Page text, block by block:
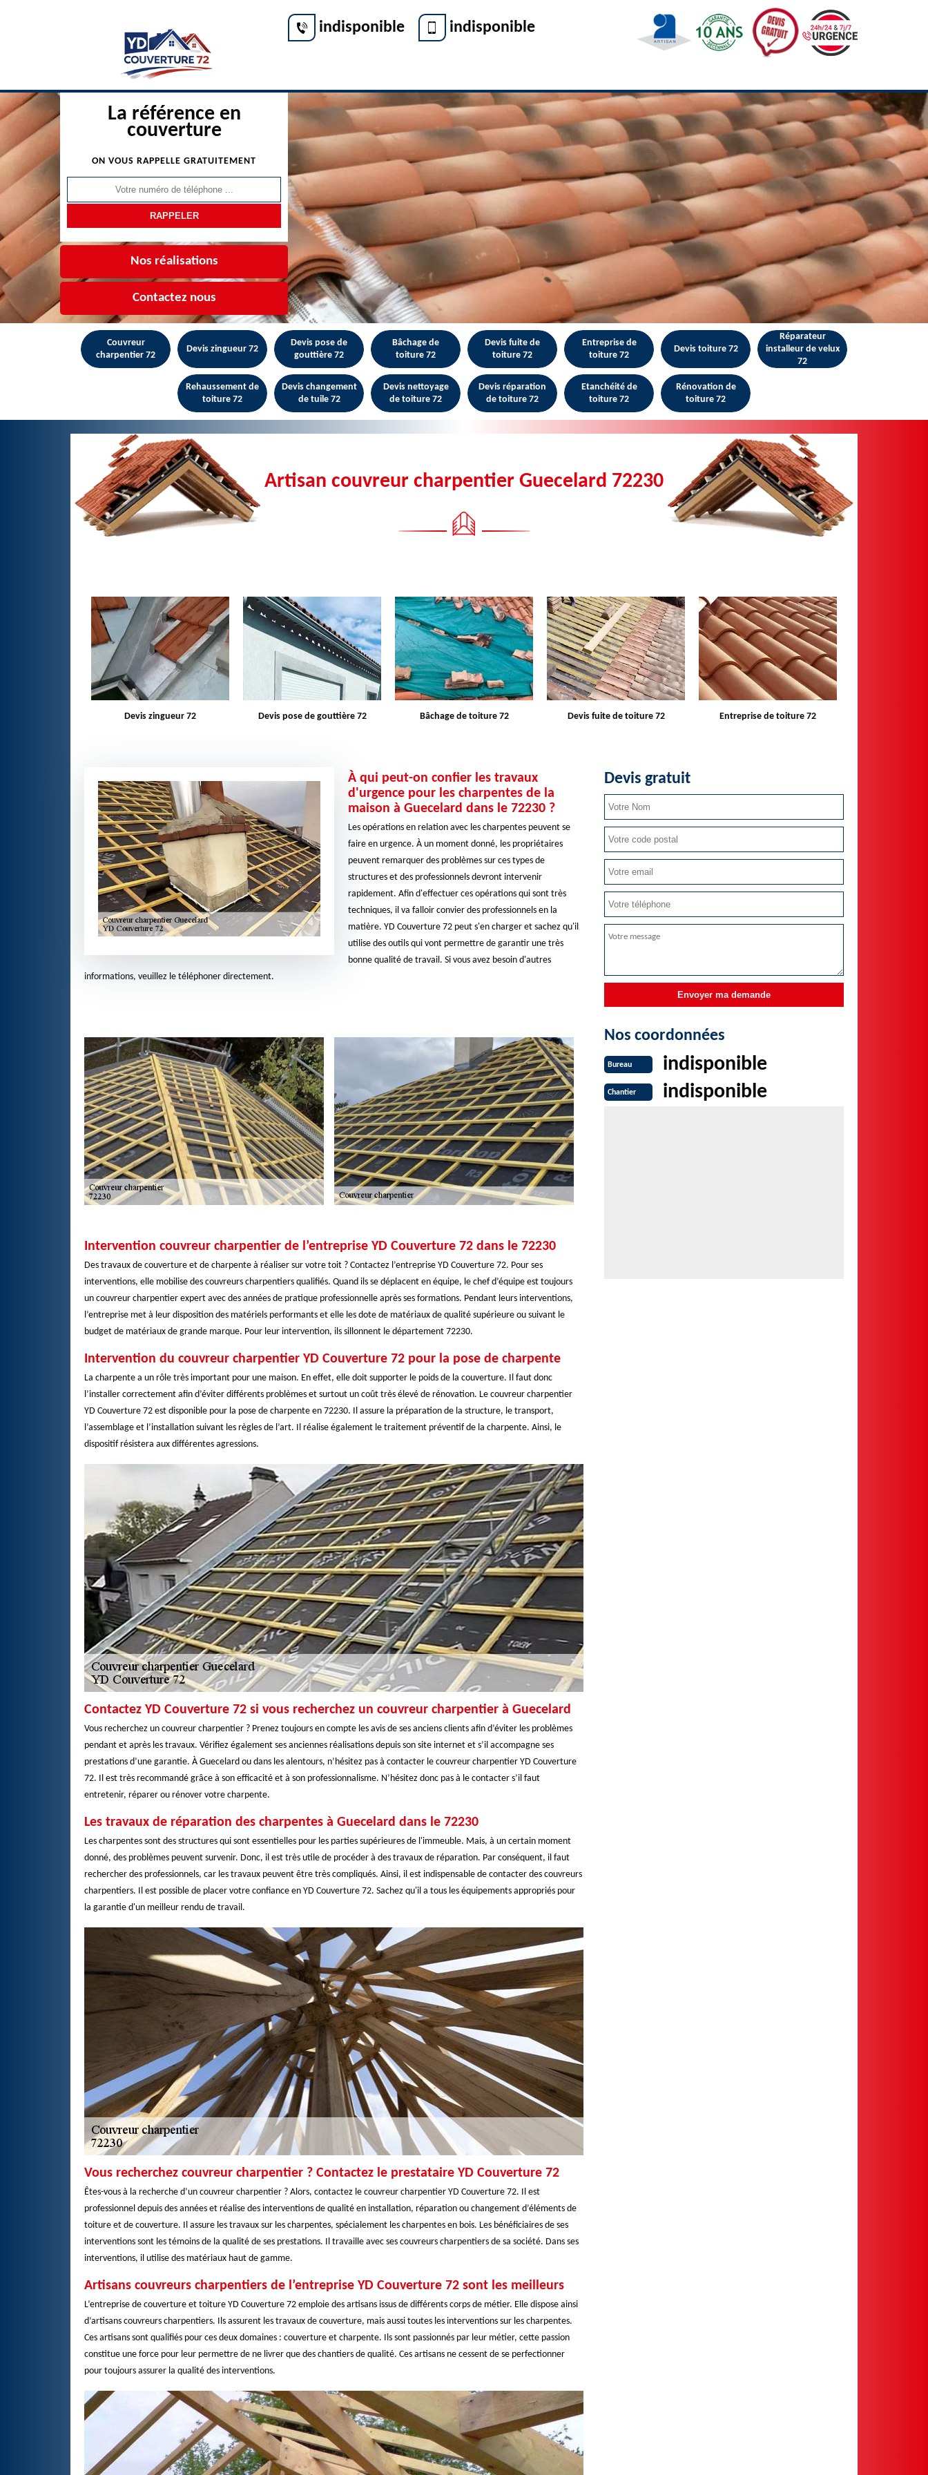
indisponible indisponible
La référence en
couverture
ON VOUS RAPPELLE GRATUITEMENT
Nos réalisations
Contactez nous
Couvreur
charpentier 72
Devis zingueur 72
Devis pose de
gouttière 72
Bâchage de
toiture 72
Devis fuite de
toiture 72
Entreprise de
toiture 72
Devis toiture 72
Réparateur
installeur de velux
72
Rehaussement de
toiture 72
Devis changement
de tuile 72
Devis nettoyage
de toiture 72
Devis réparation
de toiture 72
Etanchéité de
toiture 72
Rénovation de
toiture 72
Artisan couvreur charpentier Guecelard 72230
Devis pose de gouttière 72 Bâchage de toiture 72 Devis fuite de toiture 72 Entreprise de toiture 72 Devis toiture 72
À qui peut-on confier les travaux
d'urgence pour les charpentes de la
maison à Guecelard dans le 72230 ?
Les opérations en relation avec les charpentes peuvent se
faire en urgence. À un moment donné, les propriétaires
peuvent remarquer des problèmes sur ces types de
structures et des professionnels devront intervenir
rapidement. Afin d'effectuer ces opérations qui sont très
techniques, il va falloir convier des professionnels en la
matière. YD Couverture 72 peut s'en charger et sachez qu'il
utilise des outils qui vont permettre de garantir une très
bonne qualité de travail. Si vous avez besoin d'autres
informations, veuillez le téléphoner directement.
Intervention couvreur charpentier de l’entreprise YD Couverture 72 dans le 72230
Des travaux de couverture et de charpente à réaliser sur votre toit ? Contactez l’entreprise YD Couverture 72. Pour ses
interventions, elle mobilise des couvreurs charpentiers qualifiés. Quand ils se déplacent en équipe, le chef d’équipe est toujours
un couvreur charpentier expert avec des années de pratique professionnelle après ses formations. Pendant leurs interventions,
l’entreprise met à leur disposition des matériels performants et elle les dote de matériaux de qualité supérieure ou suivant le
budget de matériaux de grande marque. Pour leur intervention, ils sillonnent le département 72230.
Intervention du couvreur charpentier YD Couverture 72 pour la pose de charpente
La charpente a un rôle très important pour une maison. En effet, elle doit supporter le poids de la couverture. Il faut donc
l’installer correctement afin d’éviter différents problèmes et surtout un coût très élevé de rénovation. Le couvreur charpentier
YD Couverture 72 est disponible pour la pose de charpente en 72230. Il assure la préparation de la structure, le transport,
l’assemblage et l’installation suivant les règles de l’art. Il réalise également le traitement préventif de la charpente. Ainsi, le
dispositif résistera aux différentes agressions.
Contactez YD Couverture 72 si vous recherchez un couvreur charpentier à Guecelard
Vous recherchez un couvreur charpentier ? Prenez toujours en compte les avis de ses anciens clients afin d’éviter les problèmes
pendant et après les travaux. Vérifiez également ses anciennes réalisations depuis son site internet et s’il accompagne ses
prestations d’une garantie. À Guecelard ou dans les alentours, n’hésitez pas à contacter le couvreur charpentier YD Couverture
72. Il est très recommandé grâce à son efficacité et à son professionnalisme. N’hésitez donc pas à le contacter s’il faut
entretenir, réparer ou rénover votre charpente.
Les travaux de réparation des charpentes à Guecelard dans le 72230
Les charpentes sont des structures qui sont essentielles pour les parties supérieures de l'immeuble. Mais, à un certain moment
donné, des problèmes peuvent survenir. Donc, il est très utile de procéder à des travaux de réparation. Par conséquent, il faut
rechercher des professionnels, car les travaux peuvent être très compliqués. Ainsi, il est indispensable de contacter des couvreurs
charpentiers. Il est possible de placer votre confiance en YD Couverture 72. Sachez qu'il a tous les équipements appropriés pour
la garantie d'un meilleur rendu de travail.
Vous recherchez couvreur charpentier ? Contactez le prestataire YD Couverture 72
Êtes-vous à la recherche d’un couvreur charpentier ? Alors, contactez le couvreur charpentier YD Couverture 72. Il est
professionnel depuis des années et réalise des interventions de qualité en installation, réparation ou changement d’éléments de
toiture et de couverture. Il assure les travaux sur les charpentes, spécialement les charpentes en bois. Les bénéficiaires de ses
interventions sont les témoins de la qualité de ses prestations. Il travaille avec ses couvreurs charpentiers de sa société. Dans ses
interventions, il utilise des matériaux haut de gamme.
Artisans couvreurs charpentiers de l’entreprise YD Couverture 72 sont les meilleurs
L’entreprise de couverture et toiture YD Couverture 72 emploie des artisans issus de différents corps de métier. Elle dispose ainsi
d’artisans couvreurs charpentiers. Ils assurent les travaux de couverture, mais aussi toutes les interventions sur les charpentes.
Ces artisans sont qualifiés pour ces deux domaines : couverture et charpente. Ils sont passionnés par leur métier, cette passion
constitue une force pour leur permettre de ne livrer que des chantiers de qualité. Ces artisans ne cessent de se perfectionner
pour toujours assurer la qualité des interventions.
Devis gratuit
Nos coordonnées
Bureau indisponible
Chantier indisponible